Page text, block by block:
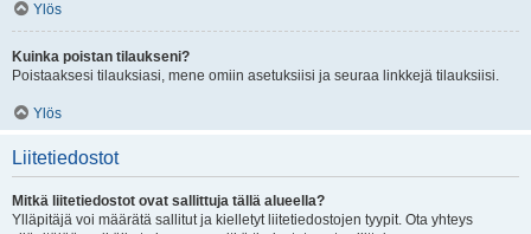
Ylös
Kuinka poistan tilaukseni?
Poistaaksesi tilauksiasi, mene omiin asetuksiisi ja seuraa linkkejä tilauksiisi.
Ylös
Liitetiedostot
Mitkä liitetiedostot ovat sallittuja tällä alueella?
Ylläpitäjä voi määrätä sallitut ja kielletyt liitetiedostojen tyypit. Ota yhteys